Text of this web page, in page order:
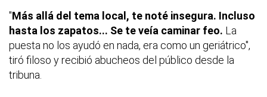
"Más allá del tema local, te noté insegura. Incluso
hasta los zapatos... Se te veía caminar feo. La
puesta no los ayudó en nada, era como un geriátrico",
tiró filoso y recibió abucheos del público desde la
tribuna.